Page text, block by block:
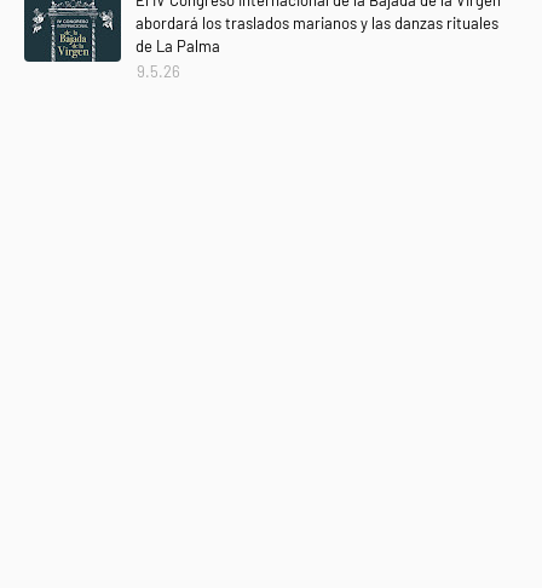
abordará los traslados marianos y las danzas rituales
de La Palma
9.5.26